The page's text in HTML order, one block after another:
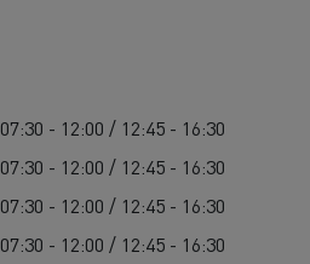
07:30 - 12:00 / 12:45 - 16:30
07:30 - 12:00 / 12:45 - 16:30
07:30 - 12:00 / 12:45 - 16:30
07:30 - 12:00 / 12:45 - 16:30